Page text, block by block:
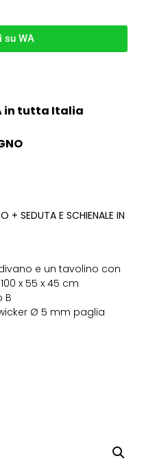
su WA
in tutta Italia
+ SEDUTA E SCHIENALE IN
e un tavolino con
x 55 x 45 cm
B
Ø 5 mm paglia